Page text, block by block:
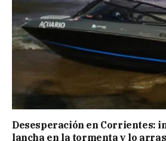
Desesperación en Corrientes:
lancha en la tormenta y lo